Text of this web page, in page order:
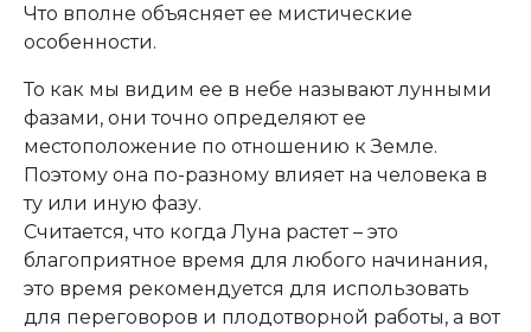
Что вполне объясняет ее мистические
особенности.
То как мы видим ее в небе называют лунными
фазами, они точно определяют ее
местоположение по отношению к Земле.
Поэтому она по-разному влияет на человека в
ту или иную фазу.
Считается, что когда Луна растет – это
благоприятное время для любого начинания,
это время рекомендуется для использовать
для переговоров и плодотворной работы, а вот